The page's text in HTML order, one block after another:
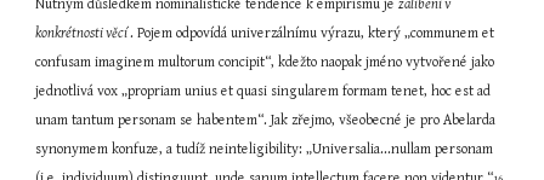
Nutným důsledkem nominalistické tendence k empirismu je zalíbení v
konkrétnosti věcí . Pojem odpovídá univerzálnímu výrazu, který „communem et
confusam imaginem multorum concipit“, kdežto naopak jméno vytvořené jako
jednotlivá vox „propriam unius et quasi singularem formam tenet, hoc est ad
unam tantum personam se habentem“. Jak zřejmo, všeobecné je pro Abelarda
synonymem konfuze, a tudíž neinteligibility: „Universalia...nullam personam